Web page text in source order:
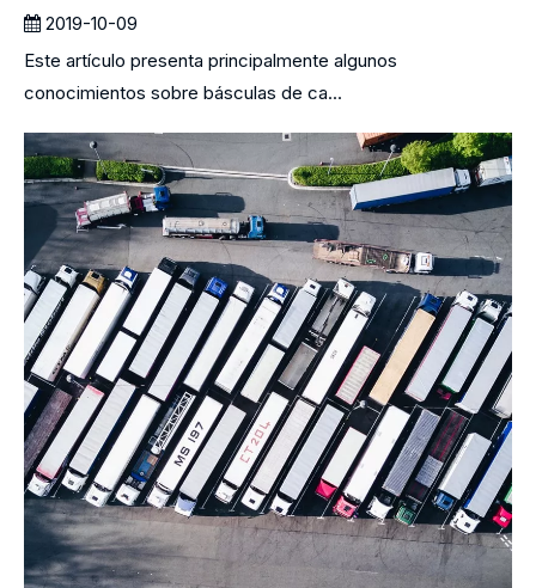
2019-10-09
Este artículo presenta principalmente algunos
conocimientos sobre básculas de ca...